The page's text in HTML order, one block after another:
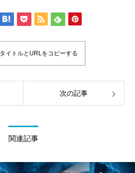
イトルとURLをコピーする
次の記事
関連記事